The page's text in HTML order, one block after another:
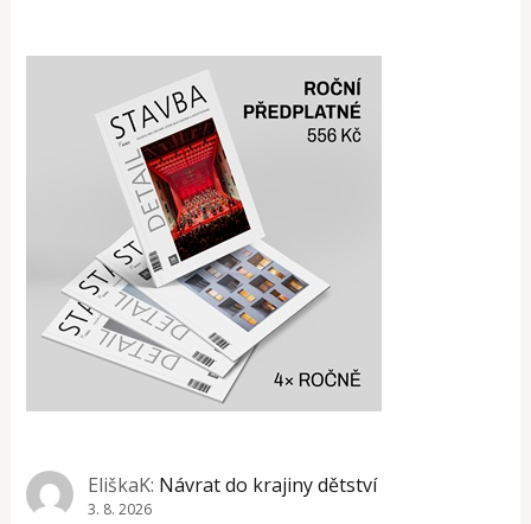
EliškaK: Návrat do krajiny dětství
3. 8. 2026